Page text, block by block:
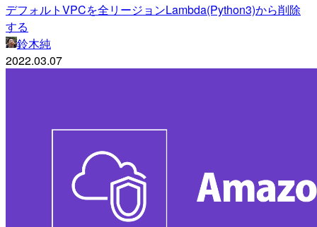
デフォルトVPCを全リージョンLambda(Python3)から削除
する
鈴木純
2022.03.07